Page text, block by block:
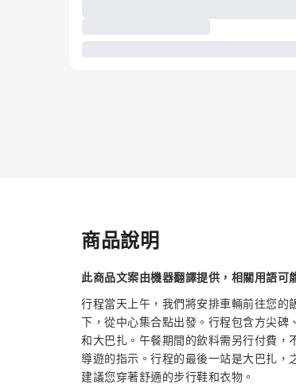
商品說明
此商品文案由機器翻譯提供，相關用語可
行程當天上午，我們將安排車輛前往您的
下，從中心集合點出發。行程包含方尖碑
和大巴扎。午餐期間的飲料需另行付費，
導遊的指示。行程的最後一站是大巴扎，
建議您穿著舒適的步行鞋和衣物。